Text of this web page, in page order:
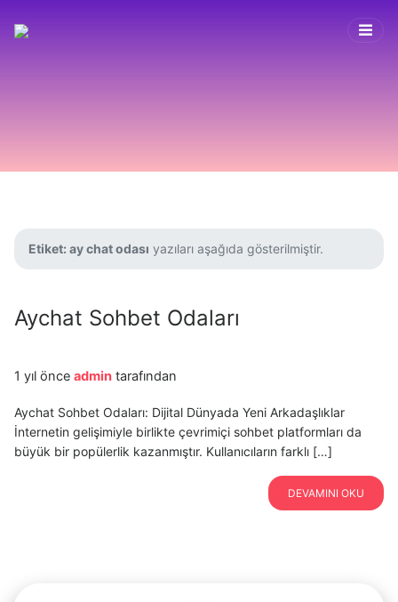
Etiket: ay chat odası yazıları aşağıda gösterilmiştir.
Aychat Sohbet Odaları
1 yıl önce admin tarafından
Aychat Sohbet Odaları: Dijital Dünyada Yeni Arkadaşlıklar
İnternetin gelişimiyle birlikte çevrimiçi sohbet platformları da
büyük bir popülerlik kazanmıştır. Kullanıcıların farklı […]
DEVAMINI OKU